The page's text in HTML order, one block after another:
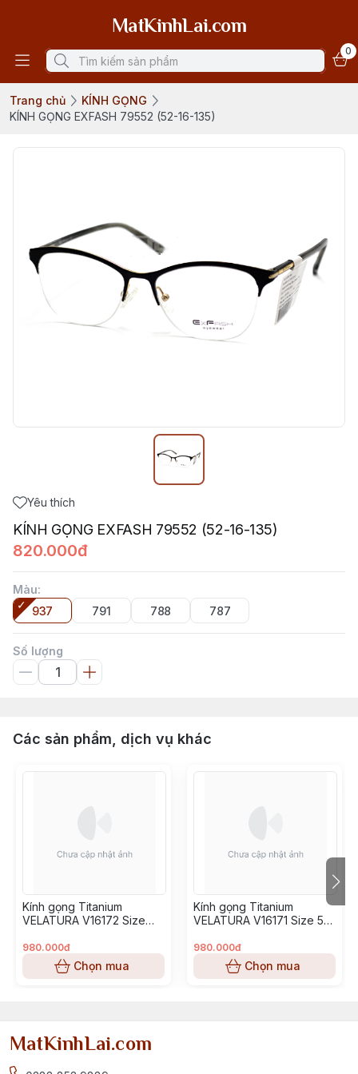
MatKinhLai.com
0
Trang chủ
KÍNH GỌNG
KÍNH GỌNG EXFASH 79552 (52-16-135)
Yêu thích
KÍNH GỌNG EXFASH 79552 (52-16-135)
820.000đ
Màu:
937
791 788 787
Số lượng
Các sản phẩm, dịch vụ khác
Kính gọng Titanium
VELATURA V16172 Size
980.000đ
Chọn mua
Kính gọng Titanium
VELATURA V16171 Size 53-
980.000đ
Chọn mua
MatKinhLai.com